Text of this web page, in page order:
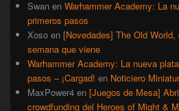
Swan en Warhammer Academy: La
primeros pasos
Xoso en [Novedades] The Old
semana que viene
Warhammer Academy: La nueva
pasos – ¡Cargad! en Noticiero
MaxPower4 en [Juegos de Mesa]
crowdfunding del Heroes of Might &